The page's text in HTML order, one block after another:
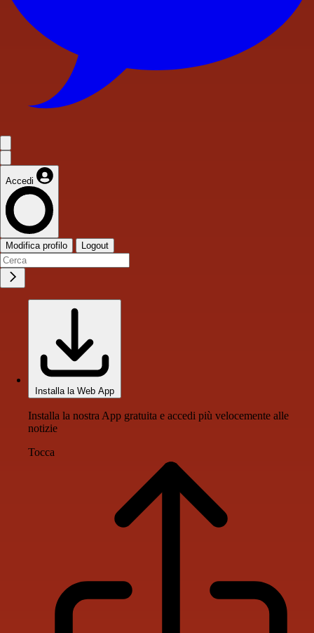
Accedi
Modifica profilo Logout
Installa la Web App
Installa la nostra App gratuita e accedi più velocemente alle
notizie
Tocca